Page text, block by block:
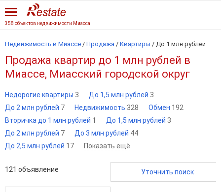
358 объектов недвижимости Миасса
Недвижимость в Миассе / Продажа / Квартиры / До 1 млн рублей
Продажа квартир до 1 млн рублей в
Миассе, Миасский городской округ
Недорогие квартиры 3 До 1,5 млн рублей 3
До 2 млн рублей 7 Недвижимость 328 Обмен 192
Вторичка до 1 млн рублей 1 До 1,5 млн рублей 3
До 2 млн рублей 7 До 3 млн рублей 44
До 2,5 млн рублей 17 Показать ещё
121 объявление Уточнить поиск